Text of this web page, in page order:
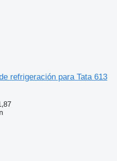
refrigeración para Tata 613